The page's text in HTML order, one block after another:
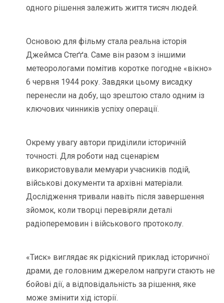
одного рішення залежить життя тисяч людей.
Основою для фільму стала реальна історія
Джеймса Стеґґа. Саме він разом з іншими
метеорологами помітив коротке погодне «вікно»
6 червня 1944 року. Завдяки цьому висадку
перенесли на добу, що зрештою стало одним із
ключових чинників успіху операції.
Окрему увагу автори приділили історичній
точності. Для роботи над сценарієм
використовували мемуари учасників подій,
військові документи та архівні матеріали.
Дослідження тривали навіть після завершення
зйомок, коли творці перевіряли деталі
радіоперемовин і військового протоколу.
«Тиск» виглядає як рідкісний приклад історичної
драми, де головним джерелом напруги стають не
бойові дії, а відповідальність за рішення, яке
може змінити хід історії.